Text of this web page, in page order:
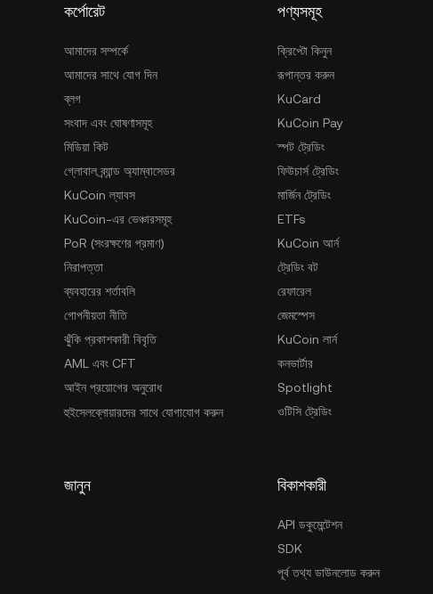
কর্পোরেট
আমাদের সম্পর্কে
আমাদের সাথে যোগ দিন
ব্লগ
সংবাদ এবং ঘোষণাসমূহ
মিডিয়া কিট
গ্লোবাল ব্র্যান্ড অ্যাম্বাসেডর
KuCoin ল্যাবস
KuCoin-এর ভেঞ্চারসমূহ
PoR (সংরক্ষণের প্রমাণ)
নিরাপত্তা
ব্যবহারের শর্তাবলি
গোপনীয়তা নীতি
ঝুঁকি প্রকাশকারী বিবৃতি
AML এবং CFT
আইন প্রয়োগের অনুরোধ
হুইসেলব্লোয়ারদের সাথে যোগাযোগ করুন
পণ্যসমূহ
ক্রিপ্টো কিনুন
রূপান্তর করুন
KuCard
KuCoin Pay
স্পট ট্রেডিং
ফিউচার্স ট্রেডিং
মার্জিন ট্রেডিং
ETFs
KuCoin আর্ন
ট্রেডিং বট
রেফারেল
জেমস্পেস
KuCoin লার্ন
কনভার্টার
Spotlight
ওটিসি ট্রেডিং
জানুন বিকাশকারী
API ডকুমেন্টেশন
SDK
পূর্ব তথ্য ডাউনলোড করুন